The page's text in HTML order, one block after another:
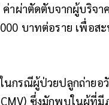
าผ่าตัดตับจากผู้บริจ
บาทต่อราย เพื่อส
นกรณีผู้ป่วยปลูกถ่ายอ
CMV) ซึ่งมักพบในผู้ที่